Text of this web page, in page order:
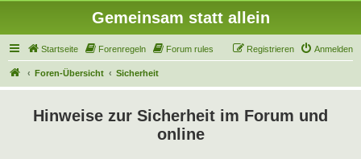
Gemeinsam statt allein
Startseite Forenregeln Forum rules Anmelden
Registrieren
Foren-Übersicht Sicherheit
Hinweise zur Sicherheit im Forum und
online